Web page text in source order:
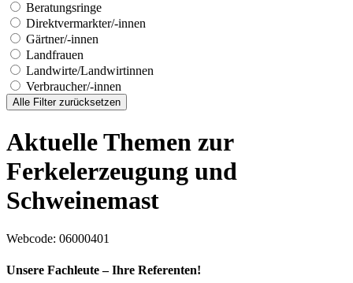
Beratungsringe
Direktvermarkter/-innen
Gärtner/-innen
Landfrauen
Landwirte/Landwirtinnen
Verbraucher/-innen
Alle Filter zurücksetzen
Aktuelle Themen zur
Ferkelerzeugung und
Schweinemast
Webcode: 06000401
Unsere Fachleute – Ihre Referenten!